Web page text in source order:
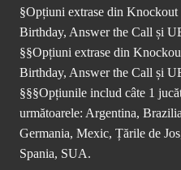
§Opțiuni extrase din
Birthday, Answer the Call și
§§Opțiuni extrase din
Birthday, Answer the Call și
§§§Opțiunile includ câte 1
următoarele: Argentina,
Germania, Mexic, Țările de
Spania, SUA.